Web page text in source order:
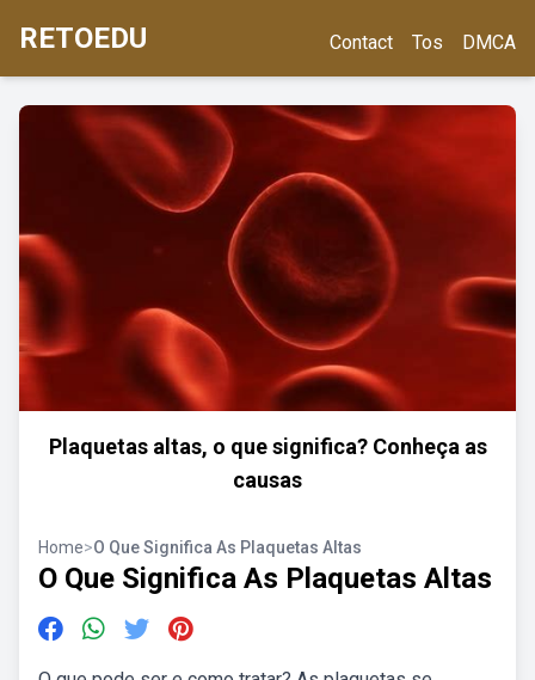
RETOEDU Contact Tos DMCA
Plaquetas altas, o que significa? Conheça as
causas
Home>O Que Significa As Plaquetas Altas
O Que Significa As Plaquetas Altas